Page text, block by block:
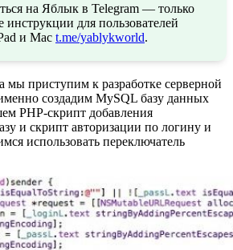
на Яблык в Telegram — только
инструкции для пользователей
и Mac t.me/yablykworld.
мы приступим к разработке серверной
создадим MySQL базу данных
PHP-скрипт добавления
и скрипт авторизации по логину и
использовать переключатель